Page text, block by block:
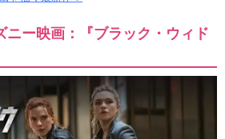
ニー映画：『ブラック・ウィド